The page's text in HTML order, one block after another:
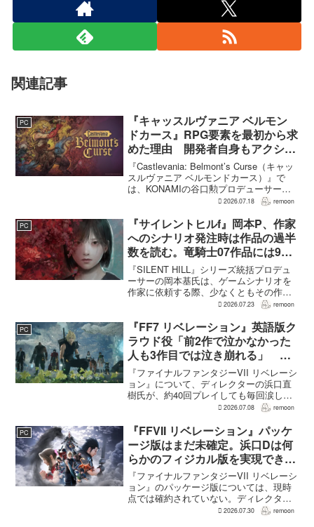
関連記事
PC
『キャッスルヴァニア ベルモン
ドカース』RPG要素を最初から求
めた理由 開発者自身もアクショ
ンのつらさを実感
『Castlevania: Belmont’s Curse（キャッ
スルヴァニア ベルモンドカース）』で
は、KONAMIの谷口勲プロデューサー
が、レベルアップを含むRPG的システム
何度も挑戦すれば先へ進める...
2026.07.18 remoon
PC
『サイレントヒルf』岡本P、作家
へのシナリオ発注時は作品の過半
数を読む。竜騎士07作品には9割
以上目を通す
『SILENT HILL』シリーズ統括プロデュ
ーサーの岡本基氏は、ゲームシナリオを
作家に依頼する際、少なくともその作家
の作品の過半数に目を通すという。作家
たうえで物語を任せるためだ。電ファミ
ニコゲーマーが...
2026.07.23 remoon
PC
『FF7 リベレーション』英語版ク
ラウド役「前2作で泣かなかった
人も3作目では泣き崩れる」 浜
口Dも約40回泣いたクラウドの重
要場面に言及
『ファイナルファンタジーVII リベレーシ
ョン』について、ディレクターの浜口直
樹氏が、約40回プレイしても毎回涙した
というクラウドの重要な場面について語
氏も、「最初の2作で泣かなかった人も...
2026.07.08 remoon
PC
『FFVII リベレーション』パッケ
ージ版はまだ未確定。浜口Dは何
らかのフィジカル版を実現できる
よう調整中
『ファイナルファンタジーVII リベレーシ
ョン』のパッケージ版については、現時
点では確約されていない。ディレクター
の浜口直樹氏によると、具体的な商品ラ
2026.07.30 remoon